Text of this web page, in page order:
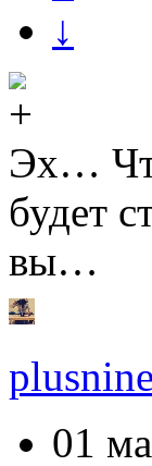
↓
Эх…
будет
вы…
01